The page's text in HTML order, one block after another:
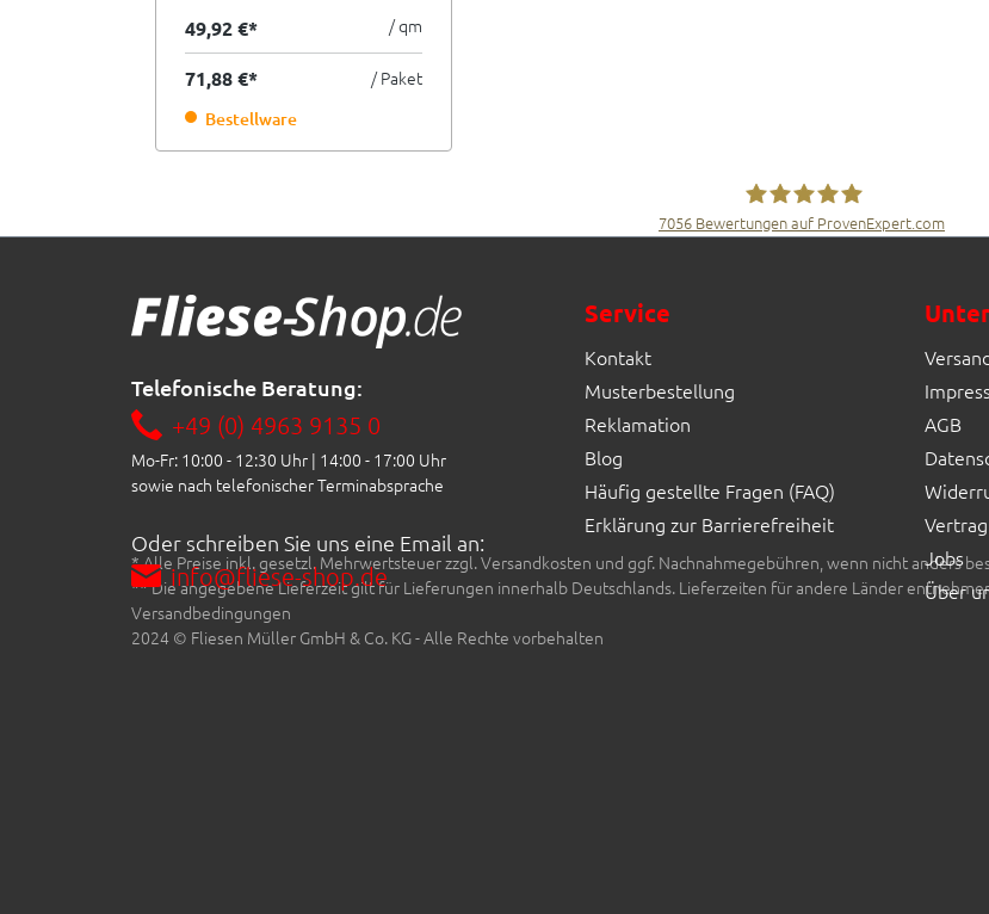
ruggine rost braun 60x120 cm
I.Sorte
49,92 €* / qm
71,88 €* / Paket
Bestellware
7056 Bewertungen auf ProvenExpert.com
Telefonische Beratung:
+49 (0) 4963 9135 0
Mo-Fr: 10:00 - 12:30 Uhr | 14:00 - 17:00 Uhr
sowie nach telefonischer Terminabsprache
Oder schreiben Sie uns eine Email an:
info@fliese-shop.de
Service
Kontakt
Musterbestellung
Reklamation
Blog
Häufig gestellte Fragen (FAQ)
Erklärung zur Barrierefreiheit
AGB
Jobs
Über
* Alle Preise inkl. gesetzl. Mehrwertsteuer zzgl. Versandkosten und ggf. Nachnahmegebühren, wenn nicht anders
** Die angegebene Lieferzeit gilt für Lieferungen innerhalb Deutschlands. Lieferzeiten für andere Länder
Versandbedingungen
2024 © Fliesen Müller GmbH & Co. KG - Alle Rechte vorbehalten